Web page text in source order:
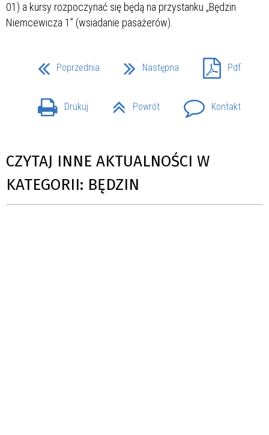
01) a kursy rozpoczynać się będą na przystanku „Będzin
Niemcewicza 1” (wsiadanie pasażerów).
Poprzednia Następna Pdf
Drukuj Powrót Kontakt
CZYTAJ INNE AKTUALNOŚCI W
KATEGORII: BĘDZIN